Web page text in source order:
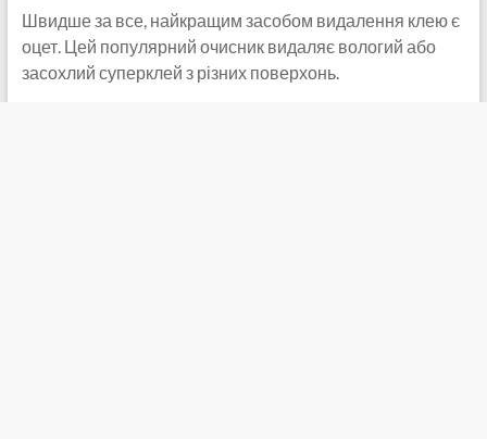
Швидше за все, найкращим засобом видалення клею є
оцет. Цей популярний очисник видаляє вологий або
засохлий суперклей з різних поверхонь.